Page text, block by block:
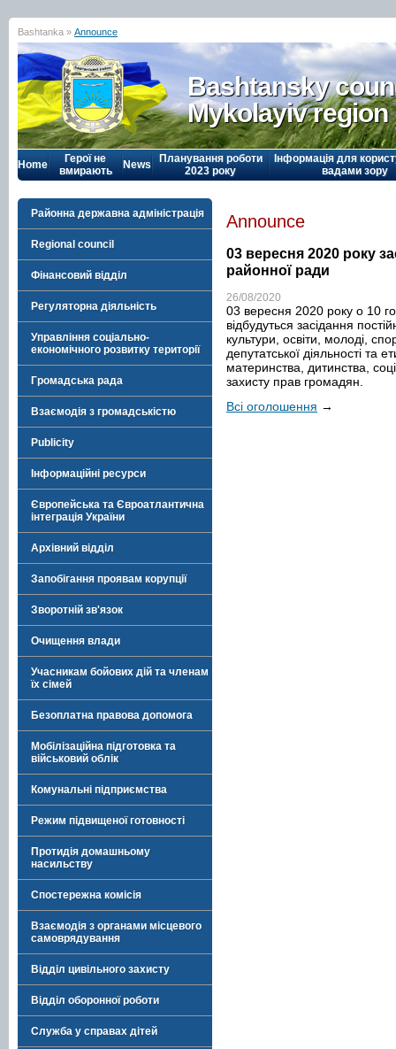
Bashtanka » Announce
Bashtansky
Mykolayiv region
Home
Герої не
вмирають
News
Планування роботи
2023 року
Інформація для
вадами зору
Районна державна адміністрація
Regional council
Фінансовий відділ
Регуляторна діяльність
Управління соціально-
економічного розвитку території
Громадська рада
Взаємодія з громадськістю
Publicity
Інформаційні ресурси
Європейська та Євроатлантична
інтеграція України
Архівний відділ
Запобігання проявам корупції
Зворотній зв'язок
Очищення влади
Учасникам бойових дій та членам
їх сімей
Безоплатна правова допомога
Мобілізаційна підготовка та
військовий облік
Комунальні підприємства
Режим підвищеної готовності
Протидія домашньому
насильству
Спостережна комісія
Взаємодія з органами місцевого
самоврядування
Відділ цивільного захисту
Відділ оборонної роботи
Служба у справах дітей
Announce
03 вересня 2020 року
районної ради
26/08/2020
03 вересня 2020 року о 10
відбудуться засідання
культури, освіти, молоді,
депутатської діяльності та
материнства, дитинства,
захисту прав громадян.
Всі оголошення →